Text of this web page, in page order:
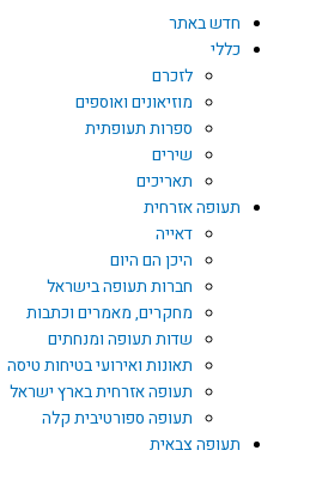
חדש באתר
כללי
לזכרם
מוזיאונים ואוספים
ספרות תעופתית
שירים
תאריכים
תעופה אזרחית
דאייה
היכן הם היום
חברות תעופה בישראל
מחקרים, מאמרים וכתבות
שדות תעופה ומנחתים
תאונות ואירועי בטיחות טיסה
תעופה אזרחית בארץ ישראל
תעופה ספורטיבית קלה
תעופה צבאית